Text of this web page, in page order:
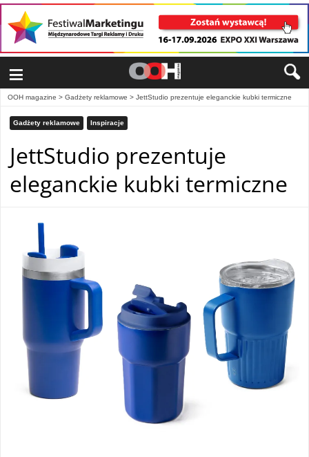
≡
OOH magazine > Gadżety reklamowe > JettStudio prezentuje eleganckie kubki termiczne
Gadżety reklamowe Inspiracje
JettStudio prezentuje
eleganckie kubki termiczne